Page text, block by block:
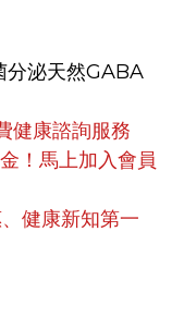
分泌天然GABA
健康諮詢服務
！馬上加入會員
健康新知第一